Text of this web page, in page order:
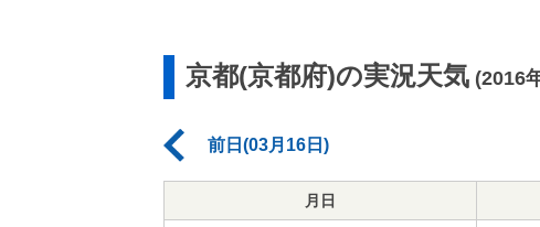
京都(京都府)の実況天気 (2016
前日(03月16日)
月日